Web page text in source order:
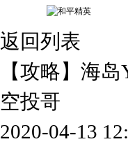
返回列表
【攻略】海
空投哥
2020-04-13